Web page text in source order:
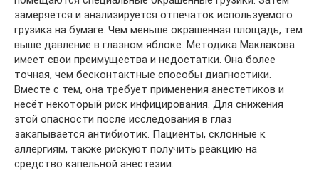
замеряется и анализируется отпечаток используемого
грузика на бумаге. Чем меньше окрашенная площадь, тем
выше давление в глазном яблоке. Методика Маклакова
имеет свои преимущества и недостатки. Она более
точная, чем бесконтактные способы диагностики.
Вместе с тем, она требует применения анестетиков и
несёт некоторый риск инфицирования. Для снижения
этой опасности после исследования в глаз
закапывается антибиотик. Пациенты, склонные к
аллергиям, также рискуют получить реакцию на
средство капельной анестезии.